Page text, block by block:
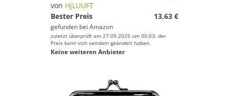
von HJLUUFT
Bester Preis
13,63 €
gefunden bei Amazon
zuletzt überprüft am 27.09.2025 um 00:03; der
Preis kann sich seitdem geändert haben.
Keine weiteren Anbieter